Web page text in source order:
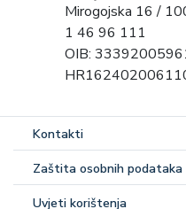
Mirogojska 16 /
1 46 96 111
OIB:
Kontakti
Zaštita osobnih podataka
Uvjeti korištenja